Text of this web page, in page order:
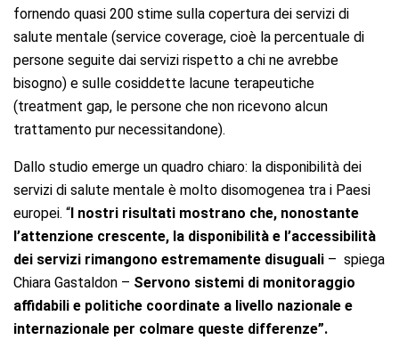
fornendo quasi 200 stime sulla copertura dei servizi di
salute mentale (service coverage, cioè la percentuale di
persone seguite dai servizi rispetto a chi ne avrebbe
bisogno) e sulle cosiddette lacune terapeutiche
(treatment gap, le persone che non ricevono alcun
trattamento pur necessitandone).
Dallo studio emerge un quadro chiaro: la disponibilità dei
servizi di salute mentale è molto disomogenea tra i Paesi
europei. “I nostri risultati mostrano che, nonostante
l’attenzione crescente, la disponibilità e l’accessibilità
dei servizi rimangono estremamente disuguali – spiega
Chiara Gastaldon – Servono sistemi di monitoraggio
affidabili e politiche coordinate a livello nazionale e
internazionale per colmare queste differenze”.